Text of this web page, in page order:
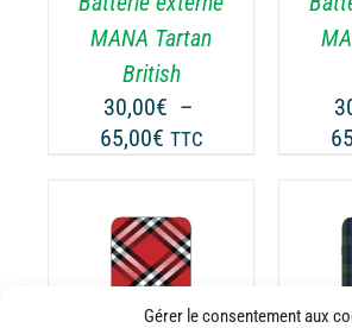
Gérer le consentement aux
MANA Tartan
British
30,00€ –
65,00€Plage
30,00€
à
65,00€
TTC
DÉTAILS